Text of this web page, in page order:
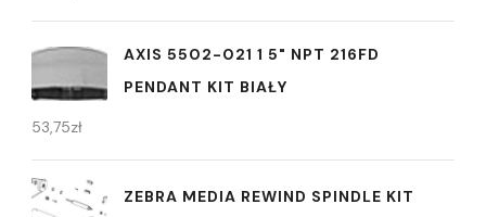
AXIS 5502-021 1 5" NPT 216FD
PENDANT KIT BIAŁY
53,75zł
ZEBRA MEDIA REWIND SPINDLE KIT